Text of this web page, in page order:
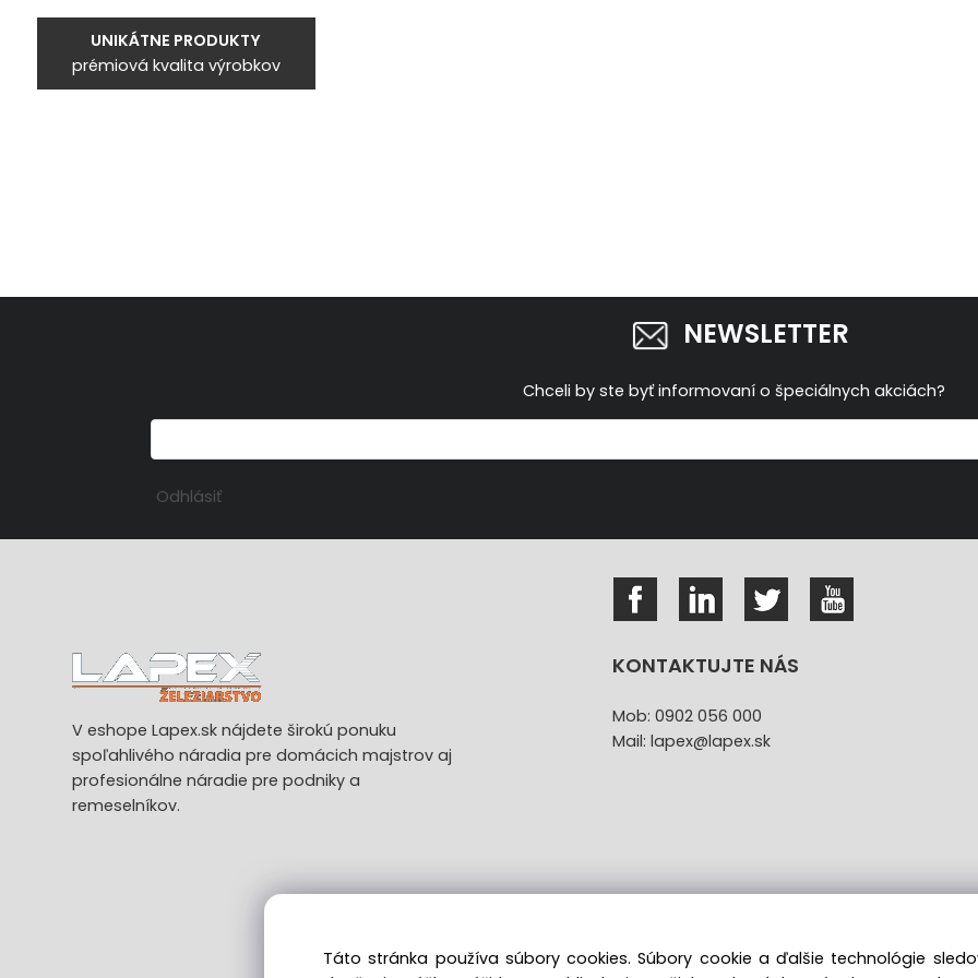
UNIKÁTNE PRODUKTY
prémiová kvalita výrobkov
NEWSLETTER
Chceli by ste byť informovaní o špeciálnych akciách?
Odhlásiť
V eshope Lapex.sk nájdete širokú ponuku
spoľahlivého náradia pre domácich majstrov aj
profesionálne náradie pre podniky a
remeselníkov.
KONTAKTUJTE NÁS
Mob: 0902 056 000
Mail: lapex@lapex.sk
Táto stránka používa súbory cookies. Súbory cookie a ďalšie technológie